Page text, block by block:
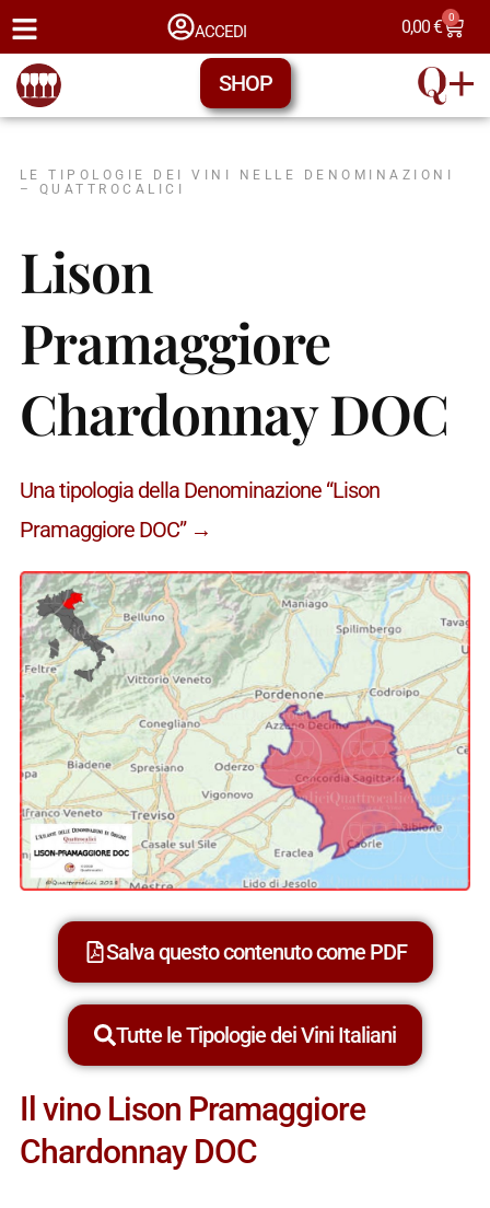
ACCEDI 0,00€ 0
SHOP
LE TIPOLOGIE DEI VINI NELLE DENOMINAZIONI
– QUATTROCALICI
Lison
Pramaggiore
Chardonnay DOC
Una tipologia della Denominazione “Lison
Pramaggiore DOC” →
Salva questo contenuto come PDF
Tutte le Tipologie dei Vini Italiani
Il vino Lison Pramaggiore
Chardonnay DOC